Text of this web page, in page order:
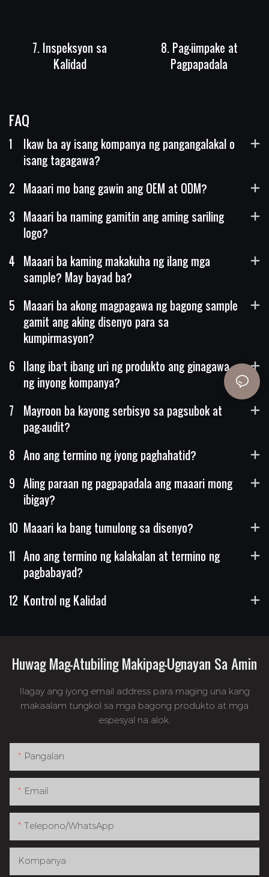
7. Inspeksyon sa
Kalidad
8. Pag-iimpake at
Pagpapadala
FAQ
1
Ikaw ba ay isang kompanya ng pangangalakal o
isang tagagawa?
2
Maaari mo bang gawin ang OEM at ODM?
3
Maaari ba naming gamitin ang aming sariling
logo?
4
Maaari ba kaming makakuha ng ilang mga
sample? May bayad ba?
5
Maaari ba akong magpagawa ng bagong sample
gamit ang aking disenyo para sa
kumpirmasyon?
6
Ilang iba't ibang uri ng produkto ang ginagawa
ng inyong kompanya?
7
Mayroon ba kayong serbisyo sa pagsubok at
pag-audit?
8 Ano ang termino ng iyong paghahatid?
9 Aling paraan ng pagpapadala ang maaari mong
ibigay?
10 Maaari ka bang tumulong sa disenyo?
11
Ano ang termino ng kalakalan at termino ng
pagbabayad?
12 Kontrol ng Kalidad
Huwag Mag-Atubiling Makipag-Ugnayan Sa Amin
Ilagay ang iyong email address para maging una kang
makaalam tungkol sa mga bagong produkto at mga
espesyal na alok.
Pangalan
Email
Telepono/whatsApp
Kompanya